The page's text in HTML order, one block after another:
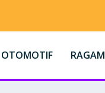
OTOMOTIF RAGAM